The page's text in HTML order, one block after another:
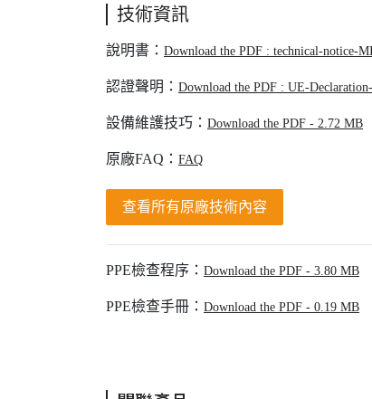
技術資訊
說明書： Download the PDF : technical-notice-
認證聲明： Download the PDF : UE-
設備維護技巧： Download the PDF - 2.72 MB
原廠FAQ： FAQ
查看所有原廠技術內容
PPE檢查程序： Download the PDF - 3.80 MB
PPE檢查手冊： Download the PDF - 0.19 MB